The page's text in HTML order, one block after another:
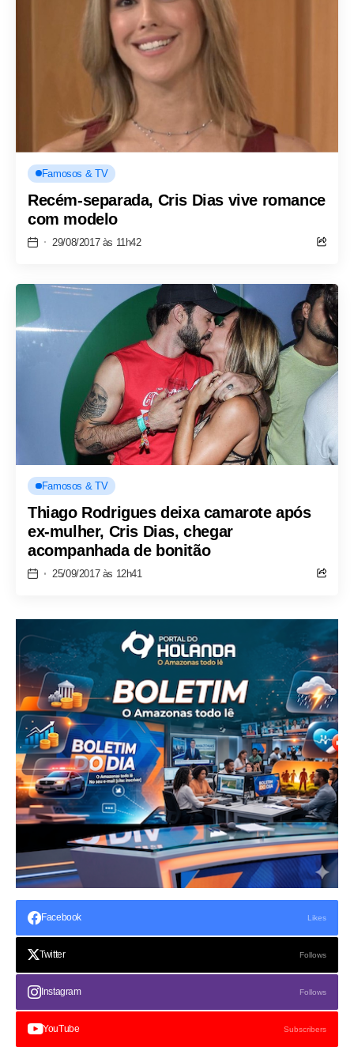
Famosos & TV
Recém-separada, Cris Dias vive romance
com modelo
29/08/2017 às 11h42
Famosos & TV
Thiago Rodrigues deixa camarote após
ex-mulher, Cris Dias, chegar
acompanhada de bonitão
25/09/2017 às 12h41
Facebook Likes
Twitter Follows
Instagram Follows
YouTube Subscribers